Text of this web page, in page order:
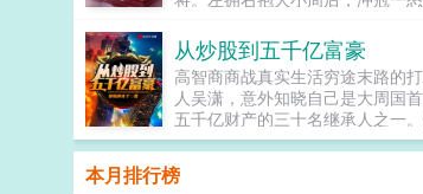
是极品女人。上征程！...
从炒股到五千亿富豪
高智商商战真实生活穷途末路的
人吴潇，意外知晓自己是大周国
五千亿财产的三十名继承人之一
必须要依靠100万的启动资金，来
造更多的财富，击败其他竞争者。
本月排行榜